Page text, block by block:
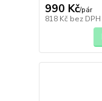
990 Kč/pár
818 Kč bez DPH